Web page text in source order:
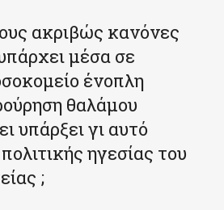
ακριβώς κανόνες
μέσα σε
ένοπλη
θαλάμου
υπάρξει γι αυτό
ηγεσίας του
;